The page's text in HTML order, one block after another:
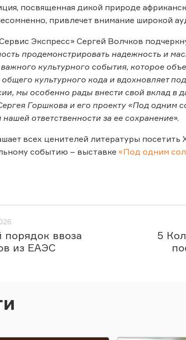
посвященная дикой природе
привлечет внимание широкой
Экспресс» Сергей Волчков
продемонстрировать надежность и
культурного события, которое
культурного кода и вдохновляет
мы особенно рады внести свой вклад в
Горшкова и его проекту «Под одним
ответственности за ее сохранение».
всех ценителей литературы
событию – выставке «Под одним
ввоза
из ЕАЭС
5